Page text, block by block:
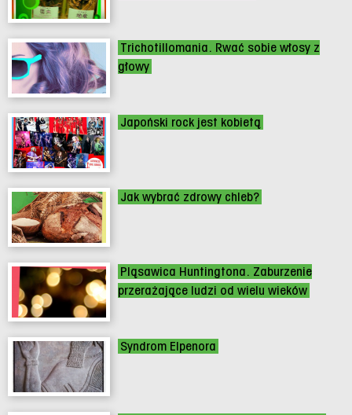
Trichotillomania. Rwać sobie włosy z
głowy
Japoński rock jest kobietą
Jak wybrać zdrowy chleb?
Pląsawica Huntingtona. Zaburzenie
przerażające ludzi od wielu wieków
Syndrom Elpenora